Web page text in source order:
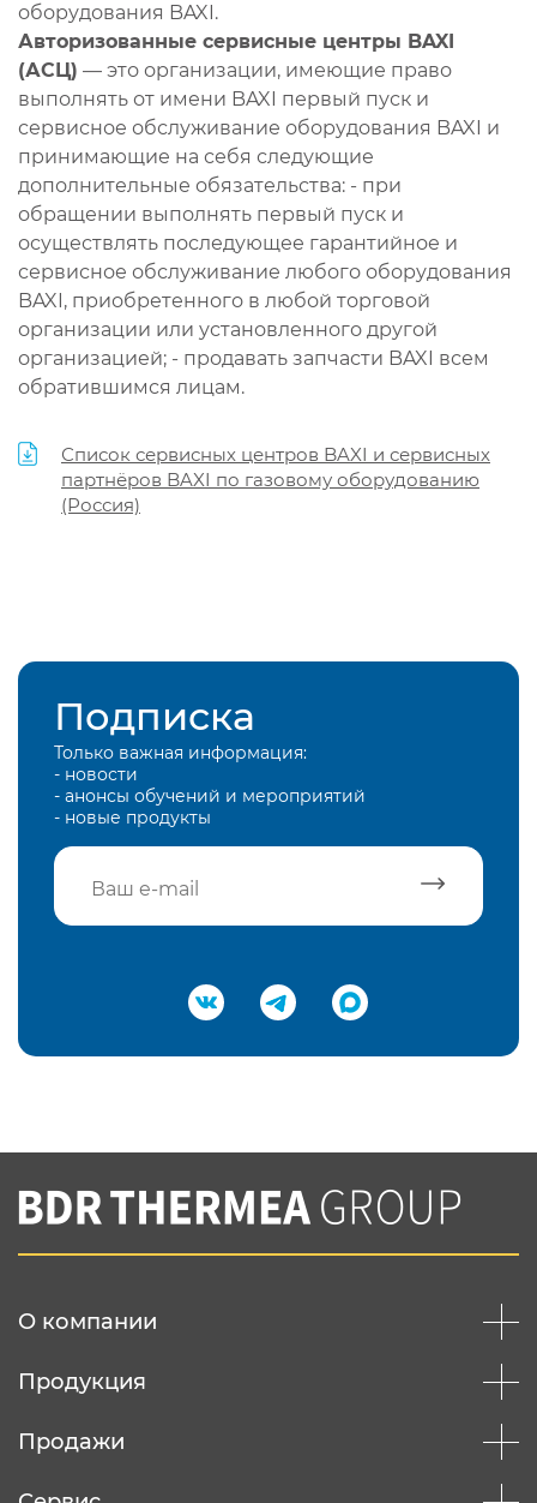
оборудования BAXI.
Авторизованные сервисные центры BAXI
(АСЦ) — это организации, имеющие право
выполнять от имени BAXI первый пуск и
сервисное обслуживание оборудования BAXI и
принимающие на себя следующие
дополнительные обязательства: - при
обращении выполнять первый пуск и
осуществлять последующее гарантийное и
сервисное обслуживание любого оборудования
BAXI, приобретенного в любой торговой
организации или установленного другой
организацией; - продавать запчасти BAXI всем
обратившимся лицам.
Список сервисных центров BAXI и сервисных
партнёров BAXI по газовому оборудованию
(Россия)
Подписка
Только важная информация:
- новости
- анонсы обучений и мероприятий
- новые продукты
Подтвердить e-mail
Вы соглашаетесь с нашей политикой
конфеденциальности
О компании
Продукция
Продажи